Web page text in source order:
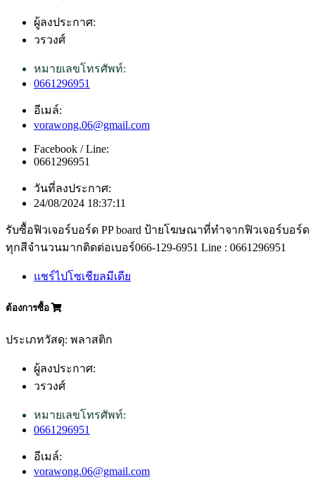
ผู้ลงประกาศ:
วรวงศ์
หมายเลขโทรศัพท์:
0661296951
อีเมล์:
vorawong.06@gmail.com
Facebook / Line:
0661296951
วันที่ลงประกาศ:
24/08/2024 18:37:11
รับซื้อฟิวเจอร์บอร์ด PP board ป้ายโฆษณาที่ทำจากฟิวเจอร์บอร์ด
ทุกสีจำนวนมากติดต่อเบอร์066-129-6951 Line : 0661296951
แชร์ไปโซเชียลมีเดีย
ต้องการซื้อ
ประเภทวัสดุ: พลาสติก
ผู้ลงประกาศ:
วรวงศ์
หมายเลขโทรศัพท์:
0661296951
อีเมล์:
vorawong.06@gmail.com